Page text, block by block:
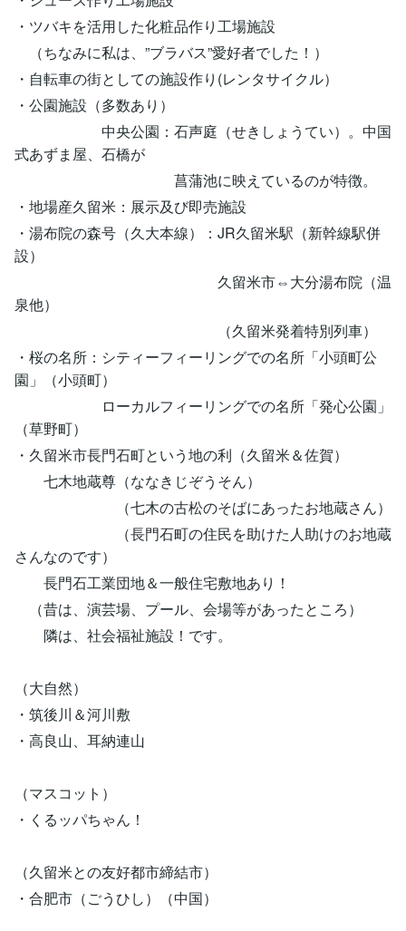
・ツバキを活用した化粧品作り工場施設
（ちなみに私は、”ブラバス”愛好者でした！）
・自転車の街としての施設作り(レンタサイクル）
・公園施設（多数あり）
中央公園：石声庭（せきしょうてい）。中国
式あずま屋、石橋が
菖蒲池に映えているのが特徴。
・地場産久留米：展示及び即売施設
・湯布院の森号（久大本線）：JR久留米駅（新幹線駅併
設）
久留米市⇔大分湯布院（温
泉他）
（久留米発着特別列車）
・桜の名所：シティーフィーリングでの名所「小頭町公
園」（小頭町）
ローカルフィーリングでの名所「発心公園」
（草野町）
・久留米市長門石町という地の利（久留米＆佐賀）
七木地蔵尊（ななきじぞうそん）
（七木の古松のそばにあったお地蔵さん）
（長門石町の住民を助けた人助けのお地蔵
さんなのです）
長門石工業団地＆一般住宅敷地あり！
（昔は、演芸場、プール、会場等があったところ）
隣は、社会福祉施設！です。
（大自然）
・筑後川＆河川敷
・高良山、耳納連山
（マスコット）
・くるッパちゃん！
（久留米との友好都市締結市）
・合肥市（ごうひし）（中国）